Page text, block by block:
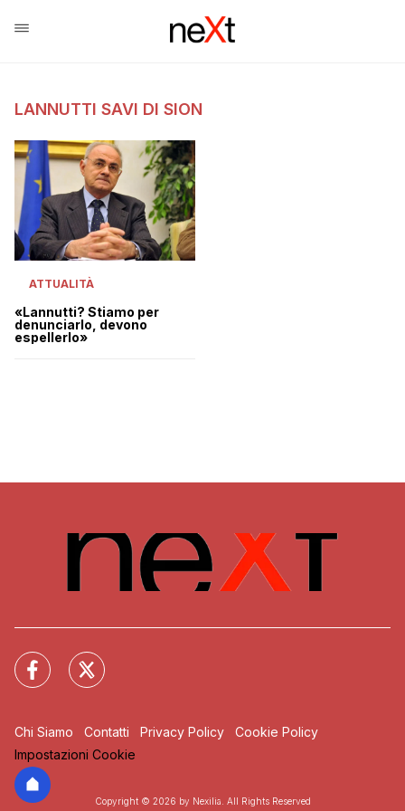
LANNUTTI SAVI DI SION
ATTUALITÀ
«Lannutti? Stiamo per
denunciarlo, devono
espellerlo»
Chi Siamo Contatti Privacy Policy
Cookie Policy
Impostazioni Cookie
Copyright © 2026 by Nexilia. All Rights Reserved